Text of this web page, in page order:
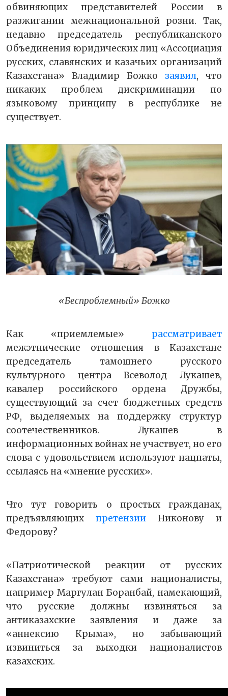
обвиняющих представителей России в
разжигании межнациональной розни. Так,
недавно председатель республиканского
Объединения юридических лиц «Ассоциация
русских, славянских и казачьих организаций
Казахстана» Владимир Божко заявил, что
никаких проблем дискриминации по
языковому принципу в республике не
существует.
«Беспроблемный» Божко
Как «приемлемые» рассматривает
межэтнические отношения в Казахстане
председатель тамошнего русского
культурного центра Всеволод Лукашев,
кавалер российского ордена Дружбы,
существующий за счет бюджетных средств
РФ, выделяемых на поддержку структур
соотечественников. Лукашев в
информационных войнах не участвует, но его
слова с удовольствием используют нацпаты,
ссылаясь на «мнение русских».
Что тут говорить о простых гражданах,
предъявляющих претензии Никонову и
Федорову?
«Патриотической реакции от русских
Казахстана» требуют сами националисты,
например Маргулан Боранбай, намекающий,
что русские должны извиняться за
антиказахские заявления и даже за
«аннексию Крыма», но забывающий
извиниться за выходки националистов
казахских.